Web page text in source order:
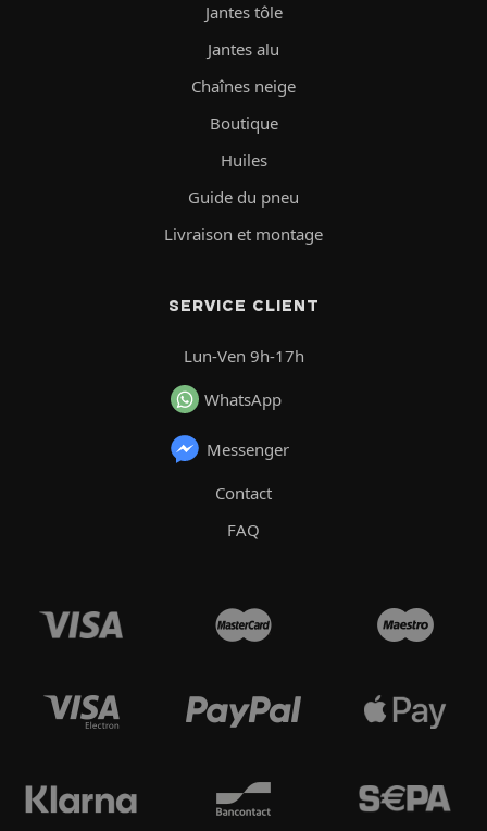
Jantes tôle
Jantes alu
Chaînes neige
Boutique
Huiles
Guide du pneu
Livraison et montage
SERVICE CLIENT
Lun-Ven 9h-17h
WhatsApp
Messenger
Contact
FAQ